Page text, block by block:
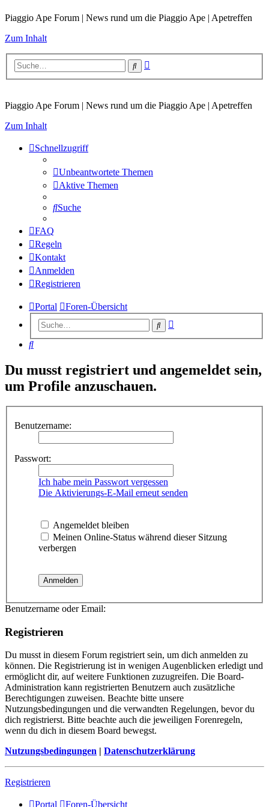
Piaggio Ape Forum | News rund um die Piaggio Ape | Apetreffen
Zum Inhalt
Suche
Piaggio Ape Forum | News rund um die Piaggio Ape | Apetreffen
Zum Inhalt
Schnellzugriff
Unbeantwortete Themen
Aktive Themen
Suche
FAQ
Regeln
Kontakt
Anmelden
Registrieren
Portal Foren-Übersicht
Suche
Suche
Du musst registriert und angemeldet sein,
um Profile anzuschauen.
Benutzername:
Passwort:
Ich habe mein Passwort vergessen
Die Aktivierungs-E-Mail erneut senden
Angemeldet bleiben
Meinen Online-Status während dieser Sitzung
verbergen
Benutzername oder Email:
Registrieren
Du musst in diesem Forum registriert sein, um dich anmelden zu
können. Die Registrierung ist in wenigen Augenblicken erledigt und
ermöglicht dir, auf weitere Funktionen zuzugreifen. Die Board-
Administration kann registrierten Benutzern auch zusätzliche
Berechtigungen zuweisen. Beachte bitte unsere
Nutzungsbedingungen und die verwandten Regelungen, bevor du
dich registrierst. Bitte beachte auch die jeweiligen Forenregeln,
wenn du dich in diesem Board bewegst.
Nutzungsbedingungen
Datenschutzerklärung
Registrieren
Portal Foren-Übersicht